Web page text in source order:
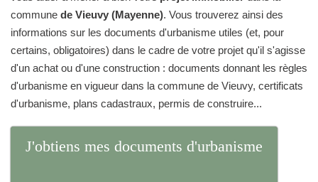
commune de Vieuvy (Mayenne). Vous trouverez ainsi des
informations sur les documents d'urbanisme utiles (et, pour
certains, obligatoires) dans le cadre de votre projet qu'il s'agisse
d'un achat ou d'une construction : documents donnant les règles
d'urbanisme en vigueur dans la commune de Vieuvy, certificats
d'urbanisme, plans cadastraux, permis de construire...
J'obtiens mes documents d'urbanisme